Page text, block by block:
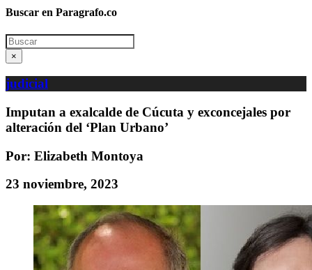
Buscar en Paragrafo.co
Search
×
judicial
Imputan a exalcalde de Cúcuta y exconcejales por
alteración del ‘Plan Urbano’
Por: Elizabeth Montoya
23 noviembre, 2023